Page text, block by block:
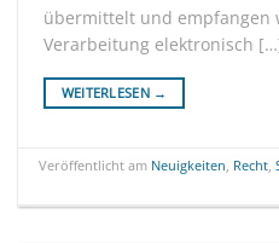
übermittelt und empfangen
Verarbeitung elektronisch
WEITERLESEN →
Veröffentlicht am Neuigkeiten, Recht,